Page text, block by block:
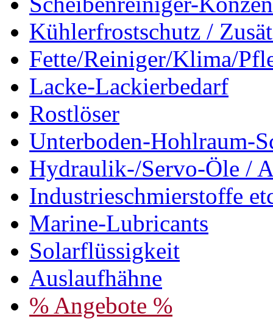
Kühlerfrostschutz /
Fette/Reiniger/Klima/
Lacke-Lackierbedarf
Rostlöser
Unterboden-Hohlraum-
Hydraulik-/Servo-Öle /
Industrieschmierstoffe
Marine-Lubricants
Solarflüssigkeit
Auslaufhähne
% Angebote %